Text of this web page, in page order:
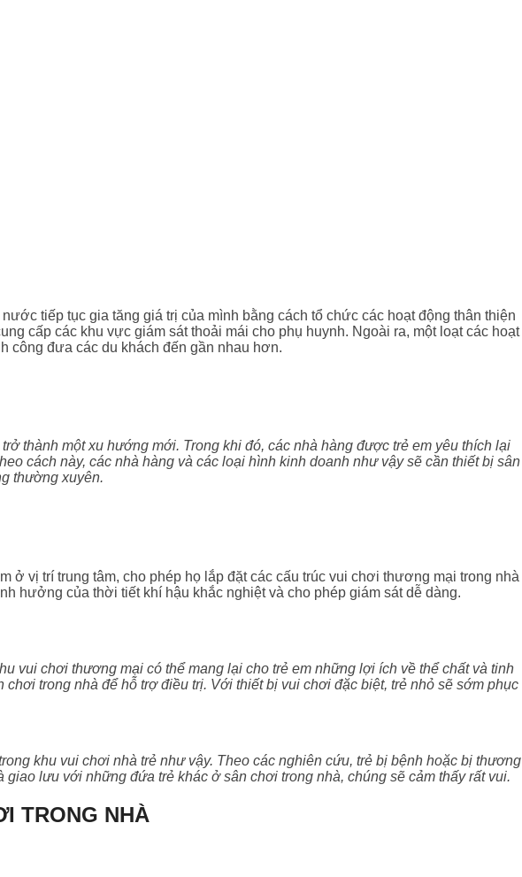
tiếp tục gia tăng giá trị của mình bằng cách tổ chức các hoạt động thân thiện
cấp các khu vực giám sát thoải mái cho phụ huynh. Ngoài ra, một loạt các hoạt
công đưa các du khách đến gần nhau hơn.
thành một xu hướng mới. Trong khi đó, các nhà hàng được trẻ em yêu thích lại
cách này, các nhà hàng và các loại hình kinh doanh như vậy sẽ cần thiết bị sân
thường xuyên.
ở vị trí trung tâm, cho phép họ lắp đặt các cấu trúc vui chơi thương mại trong nhà
hưởng của thời tiết khí hậu khắc nghiệt và cho phép giám sát dễ dàng.
vui chơi thương mại có thể mang lại cho trẻ em những lợi ích về thể chất và tinh
trong nhà để hỗ trợ điều trị. Với thiết bị vui chơi đặc biệt, trẻ nhỏ sẽ sớm phục
khu vui chơi nhà trẻ như vậy. Theo các nghiên cứu, trẻ bị bệnh hoặc bị thương
lưu với những đứa trẻ khác ở sân chơi trong nhà, chúng sẽ cảm thấy rất vui.
TRONG NHÀ